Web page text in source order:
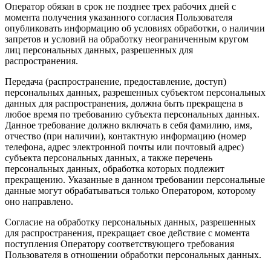
Оператор обязан в срок не позднее трех рабочих дней с
момента получения указанного согласия Пользователя
опубликовать информацию об условиях обработки, о наличии
запретов и условий на обработку неограниченным кругом
лиц персональных данных, разрешенных для
распространения.
Передача (распространение, предоставление, доступ)
персональных данных, разрешенных субъектом персональных
данных для распространения, должна быть прекращена в
любое время по требованию субъекта персональных данных.
Данное требование должно включать в себя фамилию, имя,
отчество (при наличии), контактную информацию (номер
телефона, адрес электронной почты или почтовый адрес)
субъекта персональных данных, а также перечень
персональных данных, обработка которых подлежит
прекращению. Указанные в данном требовании персональные
данные могут обрабатываться только Оператором, которому
оно направлено.
Согласие на обработку персональных данных, разрешенных
для распространения, прекращает свое действие с момента
поступления Оператору соответствующего требования
Пользователя в отношении обработки персональных данных.